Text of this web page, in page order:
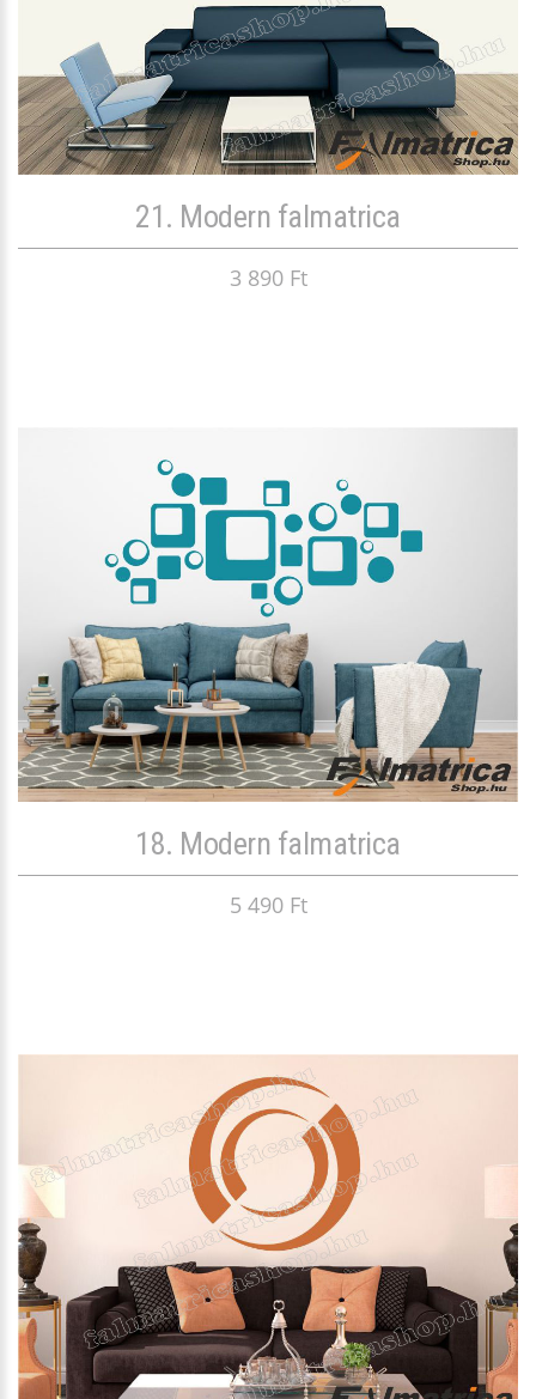
21. Modern falmatrica
3 890 Ft
18. Modern falmatrica
5 490 Ft